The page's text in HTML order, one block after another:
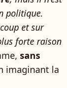
politique.
et sur
forte raison
sans
imaginant la